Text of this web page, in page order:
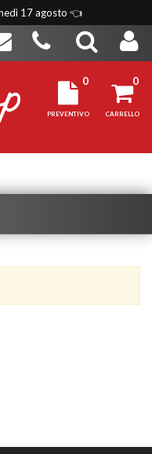
17 agosto 👈
0
PREVENTIVO
0
CARRELLO